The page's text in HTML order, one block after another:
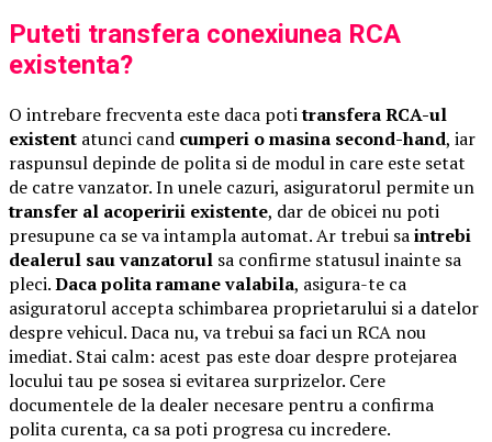
Puteti transfera conexiunea RCA
existenta?
O intrebare frecventa este daca potitransfera RCA-ul
existent atunci cand cumperi o masina second-hand, iar
raspunsul depinde de polita si de modul in care este setat
de catre vanzator. In unele cazuri, asiguratorul permite un
transfer al acoperirii existente, dar de obicei nu poti
presupune ca se va intampla automat. Ar trebui saintrebi
dealerul sau vanzatorul sa confirme statusul inainte sa
pleci.Daca polita ramane valabila, asigura-te ca
asiguratorul accepta schimbarea proprietarului si a datelor
despre vehicul. Daca nu, va trebui sa faci un RCA nou
imediat. Stai calm: acest pas este doar despre protejarea
locului tau pe sosea si evitarea surprizelor. Cere
documentele de la dealer necesare pentru a confirma
polita curenta, ca sa poti progresa cu incredere.